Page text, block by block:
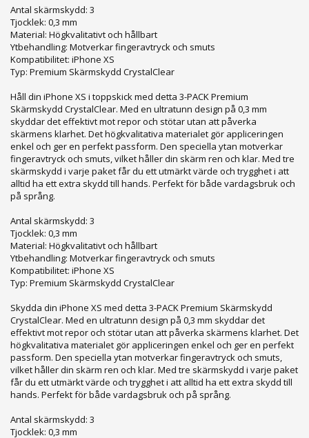
Antal skärmskydd: 3
Tjocklek: 0,3 mm
Material: Högkvalitativt och hållbart
Ytbehandling: Motverkar fingeravtryck och smuts
Kompatibilitet: iPhone XS
Typ: Premium Skärmskydd CrystalClear
Håll din iPhone XS i toppskick med detta 3-PACK Premium
Skärmskydd CrystalClear. Med en ultratunn design på 0,3 mm
skyddar det effektivt mot repor och stötar utan att påverka
skärmens klarhet. Det högkvalitativa materialet gör appliceringen
enkel och ger en perfekt passform. Den speciella ytan motverkar
fingeravtryck och smuts, vilket håller din skärm ren och klar. Med tre
skärmskydd i varje paket får du ett utmärkt värde och trygghet i att
alltid ha ett extra skydd till hands. Perfekt för både vardagsbruk och
på språng.
Antal skärmskydd: 3
Tjocklek: 0,3 mm
Material: Högkvalitativt och hållbart
Ytbehandling: Motverkar fingeravtryck och smuts
Kompatibilitet: iPhone XS
Typ: Premium Skärmskydd CrystalClear
Skydda din iPhone XS med detta 3-PACK Premium Skärmskydd
CrystalClear. Med en ultratunn design på 0,3 mm skyddar det
effektivt mot repor och stötar utan att påverka skärmens klarhet. Det
högkvalitativa materialet gör appliceringen enkel och ger en perfekt
passform. Den speciella ytan motverkar fingeravtryck och smuts,
vilket håller din skärm ren och klar. Med tre skärmskydd i varje paket
får du ett utmärkt värde och trygghet i att alltid ha ett extra skydd till
hands. Perfekt för både vardagsbruk och på språng.
Antal skärmskydd: 3
Tjocklek: 0,3 mm